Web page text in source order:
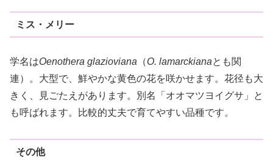
ミス・メリー
学名はOenothera glazioviana （O. lamarckianaとも関
連）。大型で、鮮やかな黄色の花を咲かせます。花径も大
きく、見ごたえがあります。別名「オオマツヨイグサ」と
も呼ばれます。比較的丈夫で育てやすい品種です。
その他